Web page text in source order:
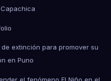
extinción para promover su
en Puno